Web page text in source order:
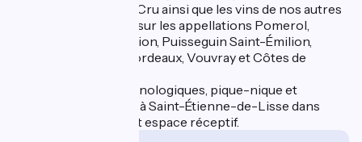
Saint-Emilion Grand Cru ainsi que les vins de nos autres
propriétés familiales sur les appellations Pomerol,
Montagne Saint-Émilion, Puisseguin Saint-Émilion,
Castillon Côtes de Bordeaux, Vouvray et Côtes de
Les visites, ateliers œnologiques, pique-nique et
dégustations ont lieu à Saint-Étienne-de-Lisse dans
notre nouveau chai et espace réceptif.